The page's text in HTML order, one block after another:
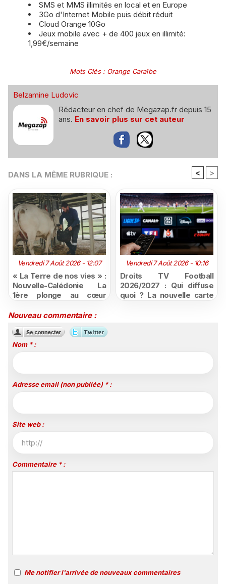
SMS et MMS illimités en local et en Europe
3Go d'Internet Mobile puis débit réduit
Cloud Orange 10Go
Jeux mobile avec + de 400 jeux en illimité:
1,99€/semaine
Mots Clés: Orange Caraïbe
Belzamine Ludovic
Rédacteur en chef de Megazap.fr depuis 15
ans. En savoir plus sur cet auteur
DANS LA MÊME RUBRIQUE : < >
Vendredi 7 Août 2026 - 12:07
« La Terre de nos vies » :
Nouvelle-Calédonie La
1ère plonge au cœur
mutation
Vendredi 7 Août 2026 - 10:16
Droits TV Football
2026/2027 : Qui diffuse
quoi ? La nouvelle carte
Nouveau commentaire :
Nom * :
Adresse email (non publiée) * :
Site web :
Commentaire * :
Me notifier l'arrivée de nouveaux commentaires